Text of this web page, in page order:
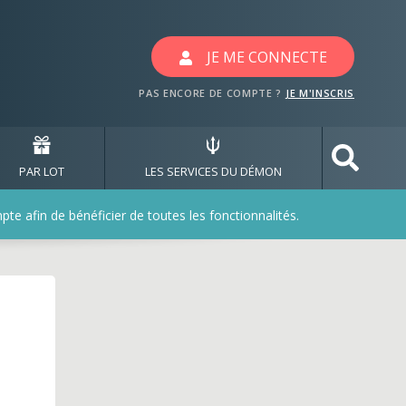
JE ME CONNECTE
PAS ENCORE DE COMPTE ? JE M'INSCRIS
PAR LOT LES SERVICES DU DÉMON
afin de bénéficier de toutes les fonctionnalités.